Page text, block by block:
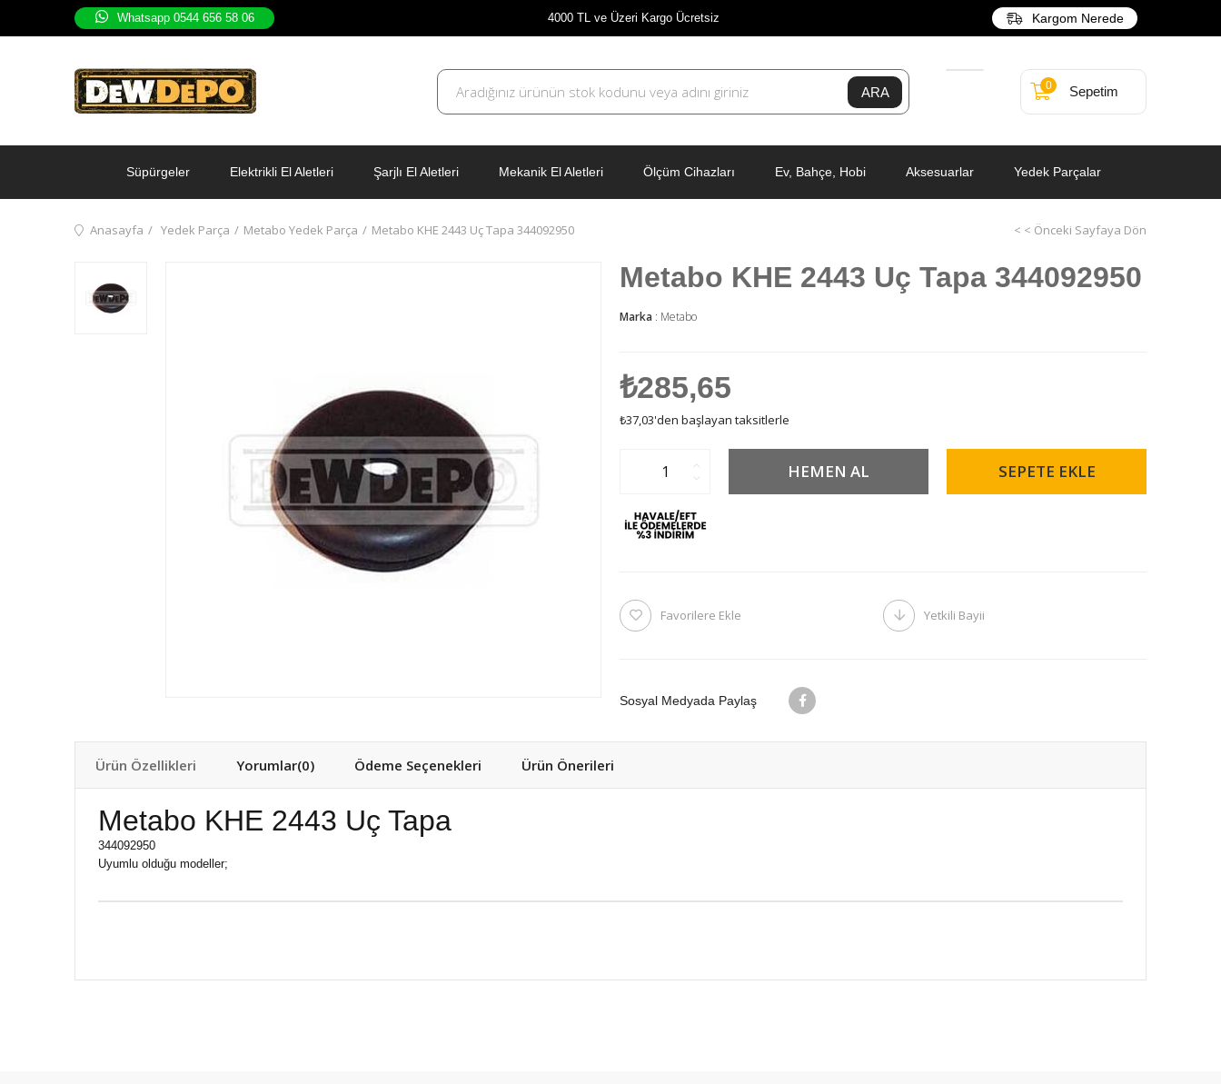
Whatsapp 0544 656 58 06 4000 TL ve Üzeri Kargo Ücretsiz Kargom Nerede
Sepetim
0
Süpürgeler Elektrikli El Aletleri Şarjlı El Aletleri Mekanik El Aletleri Ölçüm Cihazları Ev, Bahçe, Hobi Aksesuarlar Yedek Parçalar
Anasayfa Yedek Parça Metabo Yedek Parça Metabo KHE 2443 Uç Tapa 344092950 < < Önceki Sayfaya Dön
Metabo KHE 2443 Uç Tapa 344092950
Marka : Metabo
₺285,65
₺37,03'den başlayan taksitlerle
Favorilere Ekle Yetkili Bayii
Sosyal Medyada Paylaş
Ürün Özellikleri Yorumlar(0) Ödeme Seçenekleri Ürün Önerileri
Metabo KHE 2443 Uç Tapa
344092950
Uyumlu olduğu modeller;